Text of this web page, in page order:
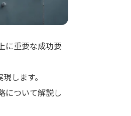
に重要な成功要
します。
について解説し